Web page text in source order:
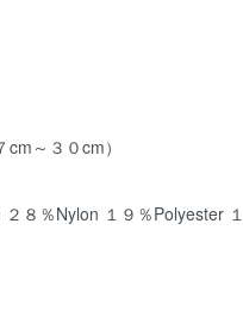
～３０cm）
８％Nylon １９％Polyester １